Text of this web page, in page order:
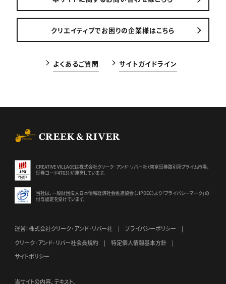
クリエイティブでお困りの企業様はこちら
よくあるご質問 サイトガイドライン
CREATIVE VILLAGEは株式会社クリーク･アンド･リバー社（東京証券取引所プライム市場、
証券コード4763）が運営しています。
当社は、一般財団法人日本情報経済社会推進協会（JIPDEC）より 「プライバシーマーク」の
付与認定を受けています。
運営：株式会社クリーク･アンド･リバー社
プライバシーポリシー
クリーク･アンド･リバー社会員規約
特定個人情報基本方針
サイトポリシー
当サイトの内容、テキスト、